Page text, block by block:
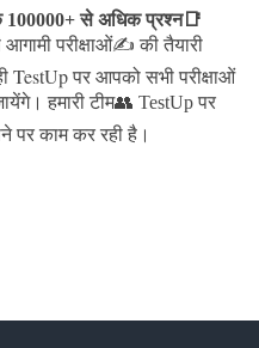
100000+ से अधिक प्रश्न📑
परीक्षाओं✍️ की तैयारी
TestUp पर आपको सभी परीक्षाओं
हमारी टीम👥 TestUp पर
पर काम कर रही है।